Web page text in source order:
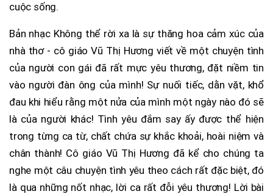
cuộc sống.
Bản nhạc Không thể rời xa là sự thăng hoa cảm xúc của
nhà thơ - cô giáo Vũ Thị Hương viết về một chuyện tình
của người con gái đã rất mực yêu thương, đặt niềm tin
vào người đàn ông của mình! Sự nuối tiếc, dằn vặt, khổ
đau khi hiểu rằng một nửa của mình một ngày nào đó sẽ
là của người khác! Tình yêu đắm say ấy được thể hiện
trong từng ca từ, chất chứa sự khắc khoải, hoài niệm và
chân thành! Cô giáo Vũ Thị Hương đã kể cho chúng ta
nghe một câu chuyện tình yêu theo cách rất đặc biệt, đó
là qua những nốt nhạc, lời ca rất đỗi yêu thương! Lời bài